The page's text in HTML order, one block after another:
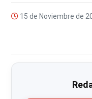
15 de Noviembre de